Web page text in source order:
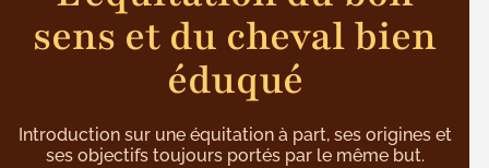
sens et du cheval bien
éduqué
Introduction sur une équitation à part, ses origines et
ses objectifs toujours portés par le même but.